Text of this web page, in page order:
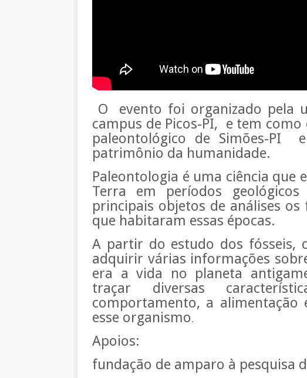
O
evento foi organizado pela
campus de Picos-PI, e tem como
paleontológico de Simões-PI
patrimônio da humanidade.
Paleontologia é uma ciência que
Terra em períodos
principais objetos de análises os
que habitaram essas épocas.
A partir do estudo dos fósseis,
adquirir várias informações
era a vida no planeta
traçar diversas
comportamento, a alimentação
esse organismo.
Apoios:
fundação de amparo à pesquisa